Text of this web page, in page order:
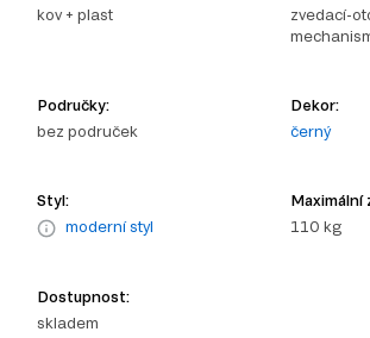
kov + plast
zvedací-
Područky:
bez područek
Dekor:
černý
Styl:
moderní styl
Maximální
110 kg
Dostupnost:
skladem